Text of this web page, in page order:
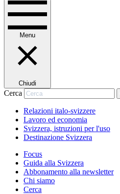
Menu
Chiudi
Cerca
Relazioni italo-svizzere
Lavoro ed economia
Svizzera, istruzioni per l'uso
Destinazione Svizzera
Focus
Guida alla Svizzera
Abbonamento alla newsletter
Chi siamo
Cerca